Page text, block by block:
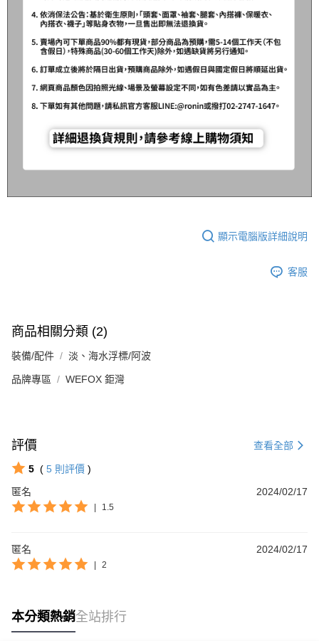
４．使用「AFTEE先享後付」時，將依據個別帳號之用戶狀況，依本公司即
時審查核予不同之上限額度；若仍有額度不足之情形，本公司將視審查結果
請求用戶進行身份認證。
５．嚴禁一人註冊多個帳號或使用他人資訊註冊。若發現惡意使用之情形，
恩沛科技股份有限公司將有權停止該用戶之使用額度並採取法律行動。
貨到付款（門市自取請勿下單，請聯繫客服）
每筆NT$200，滿NT$3,000(含以上)免運費
國家/地區配送(**下單前請私訊客服確認實際運費(運費另
計)，訂單才得以成立**)
顯示電腦版詳細說明
客服
商品相關分類 (2)
裝備/配件 淡、海水浮標/阿波
品牌專區 WEFOX 鉅灣
評價 查看全部
5 ( 5 則評價 )
匿名
2024/02/17
1.5
匿名 2024/02/17
2
本分類熱銷全站排行